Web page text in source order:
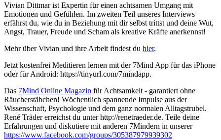
Vivian Dittmar ist Expertin für einen achtsamen Umgang mit
Emotionen und Gefühlen. Im zweiten Teil unseres Interviews
erfährst du, wie du in Beziehung mit dir selbst trittst und deine Wut,
Angst, Trauer, Freude und Scham als kreative Kräfte anerkennst!
Mehr über Vivian und ihre Arbeit findest du hier.
Jetzt kostenfrei Meditieren lernen mit der 7Mind App für das iPhone
oder für Android: https://tinyurl.com/7mindapp.
Das 7Mind Online Magazin für Achtsamkeit - garantiert ohne
Räucherstäbchen! Wöchentlich spannende Impulse aus der
Wissenschaft, Psychologie und dem ganz normalen Alltagstrubel.
René Träder erreichst du unter http://renetraeder.de. Teile deine
Erfahrungen und diskutiere mit anderen 7Mindern in unserer
https://www.facebook.com/groups/305387979939302